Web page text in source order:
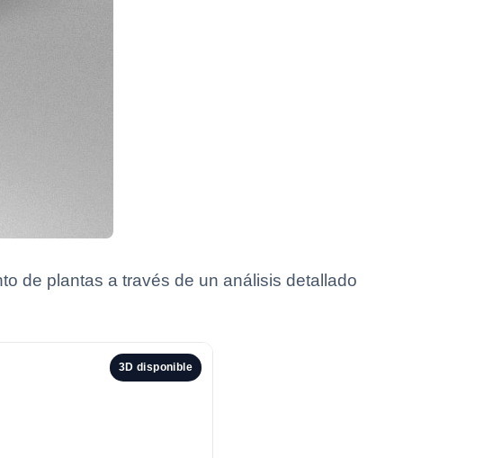
de plantas a través de un análisis detallado
3D disponible